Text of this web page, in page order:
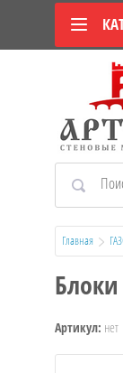
Главная
Артикул: нет